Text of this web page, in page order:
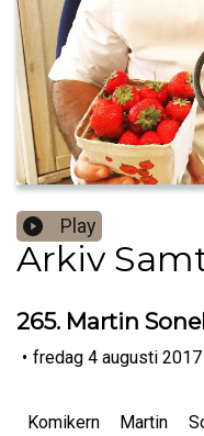
Play
Arkiv
265. Martin
• fredag 4 augusti 2017
Komikern Martin